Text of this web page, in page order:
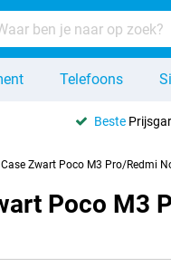
Telefoons
Beste
Zwart Poco M3 Pro/Redmi
Poco M3